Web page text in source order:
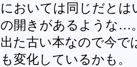
においては同じだと
の開きがあるような…
出た古い本なので今で
も変化しているかも。